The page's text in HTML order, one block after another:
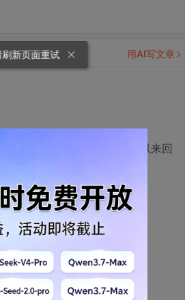
IT的，不知道有没有大侠可以来回
用AI写文章
新页面重试